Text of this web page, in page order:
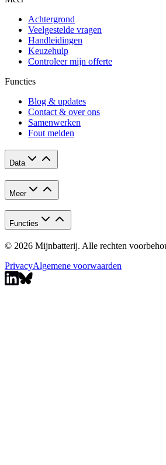
Achtergrond
Veelgestelde vragen
Handleidingen
Keuzehulp
Controleer mijn offerte
Functies
Blog & updates
Contact & over ons
Samenwerken
Fout melden
Data
Meer
Functies
© 2026 Mijnbatterij. Alle rechten
PrivacyAlgemene voorwaarden